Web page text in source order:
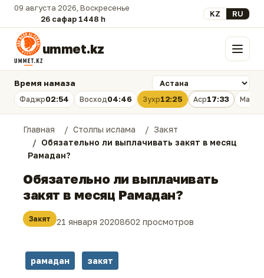
09 августа 2026, Воскресенье
26 сафар 1448 һ.
Выберите язык
KZ RU
ummet.kz Меню
Время намаза
Фаджр02:54 Восход04:46 Зухр12:25 Аср17:33
Главная Столпы ислама
Закят
Обязательно ли выплачивать закят в месяц
Рамадан?
Обязательно ли выплачивать
закят в месяц Рамадан?
Закят 21 января 20208602 просмотров
рамадан закят